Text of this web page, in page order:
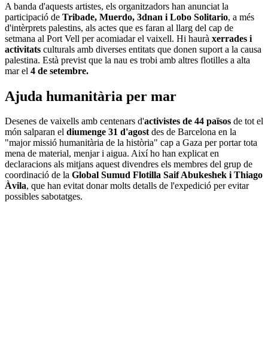
A banda d'aquests artistes, els organitzadors han anunciat la
participació de Tribade, Muerdo, 3dnan i Lobo Solitario, a més
d'intèrprets palestins, als actes que es faran al llarg del cap de
setmana al Port Vell per acomiadar el vaixell. Hi haurà xerrades i
activitats culturals amb diverses entitats que donen suport a la causa
palestina. Està previst que la nau es trobi amb altres flotilles a alta
mar el 4 de setembre.
Ajuda humanitària per mar
Desenes de vaixells amb centenars d'activistes de 44 països de tot el
món salparan el diumenge 31 d'agostdes de Barcelona en la
"major missió humanitària de la història" cap a Gaza per portar tota
mena de material, menjar i aigua. Així ho han explicat en
declaracions als mitjans aquest divendres els membres del grup de
coordinació de la Global Sumud Flotilla Saif Abukeshek i Thiago
Àvila, que han evitat donar molts detalls de l'expedició per evitar
possibles sabotatges.